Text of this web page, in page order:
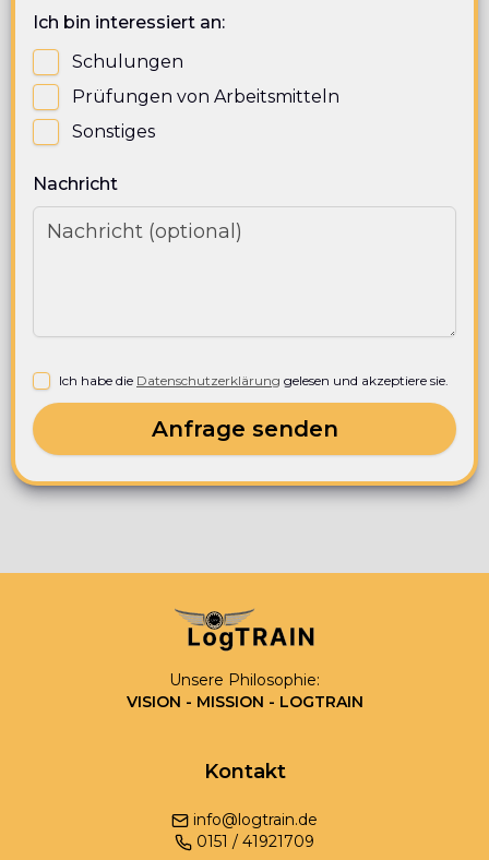
Ich bin interessiert an:
Schulungen
Prüfungen von Arbeitsmitteln
Sonstiges
Nachricht
Ich habe die Datenschutzerklärung gelesen und akzeptiere sie.
Anfrage senden
Unsere Philosophie:
VISION - MISSION - LOGTRAIN
Kontakt
info@logtrain.de
0151 / 41921709